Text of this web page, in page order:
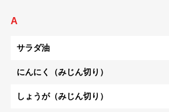
A
サラダ油
にんにく（みじん切り）
しょうが（みじん切り）